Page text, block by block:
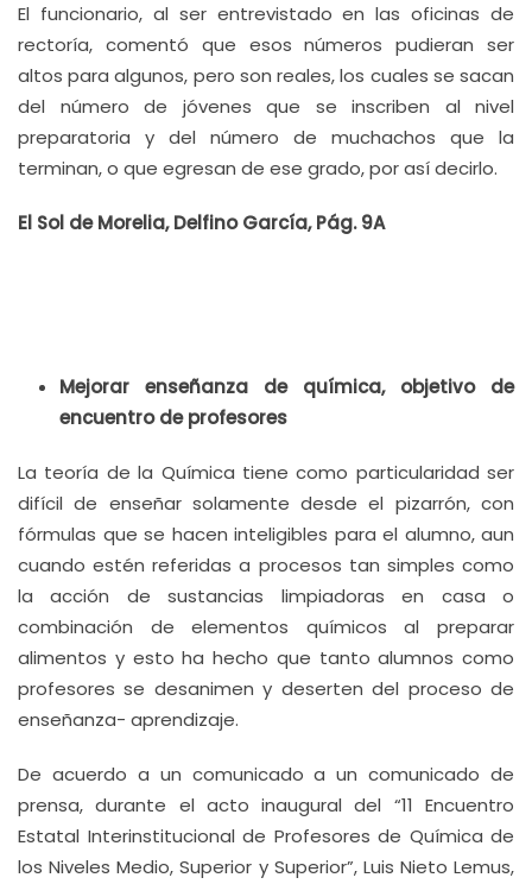
El funcionario, al ser entrevistado en las oficinas de
rectoría, comentó que esos números pudieran ser
altos para algunos, pero son reales, los cuales se sacan
del número de jóvenes que se inscriben al nivel
preparatoria y del número de muchachos que la
terminan, o que egresan de ese grado, por así decirlo.
El Sol de Morelia, Delfino García, Pág. 9A
Mejorar enseñanza de química, objetivo de
encuentro de profesores
La teoría de la Química tiene como particularidad ser
difícil de enseñar solamente desde el pizarrón, con
fórmulas que se hacen inteligibles para el alumno, aun
cuando estén referidas a procesos tan simples como
la acción de sustancias limpiadoras en casa o
combinación de elementos químicos al preparar
alimentos y esto ha hecho que tanto alumnos como
profesores se desanimen y deserten del proceso de
enseñanza- aprendizaje.
De acuerdo a un comunicado a un comunicado de
prensa, durante el acto inaugural del “11 Encuentro
Estatal Interinstitucional de Profesores de Química de
los Niveles Medio, Superior y Superior”, Luis Nieto Lemus,